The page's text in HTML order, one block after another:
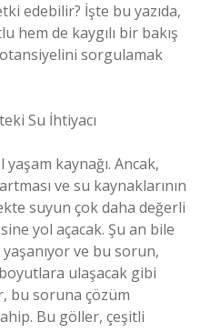
edebilir? İşte bu yazıda,
hem de kaygılı bir bakış
sorgulamak
Su İhtiyacı
kaynağı. Ancak,
ve su kaynaklarının
suyun çok daha değerli
yol açacak. Şu an bile
yaşanıyor ve bu sorun,
ulaşacak gibi
bu soruna çözüm
Bu göller, çeşitli